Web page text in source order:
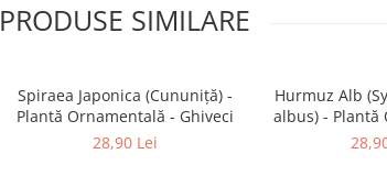
PRODUSE SIMILARE
Spiraea Japonica (Cununiță) -
Plantă Ornamentală - Ghiveci
28,90 Lei
Hurmuz Alb
albus) - Plantă